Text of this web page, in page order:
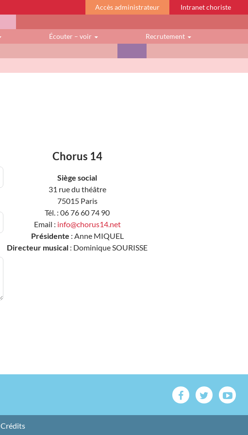
Accès administrateur Intranet choriste
Écouter – voir
Recrutement
Chorus 14
Siège social
31 rue du théâtre
75015 Paris
Tél. : 06 76 60 74 90
Email : info@chorus14.net
Présidente : Anne MIQUEL
Directeur musical : Dominique SOURISSE
Crédits